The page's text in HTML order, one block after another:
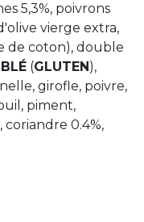
5,3%, poivrons
vierge extra,
de coton), double
BLÉ (GLUTEN),
girofle, poivre,
piment,
coriandre 0.4%,